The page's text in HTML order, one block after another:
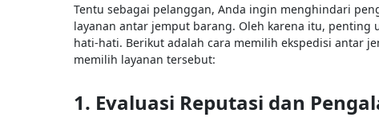
Tentu sebagai pelanggan, Anda ingin menghindari
layanan antar jemput barang. Oleh karena itu,
hati-hati. Berikut adalah cara memilih ekspedisi antar
memilih layanan tersebut:
1. Evaluasi Reputasi dan